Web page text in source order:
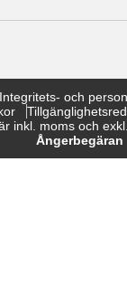
Integritets- och
inkl. moms och
Ångerbegäran